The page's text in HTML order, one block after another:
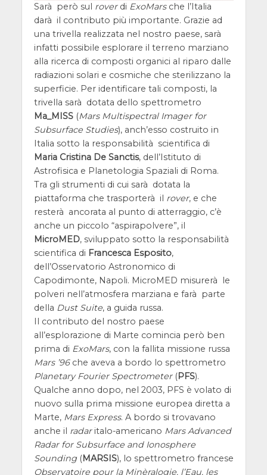
Sarà però sul roverdi ExoMarsche l’Italia
darà il contributo più importante. Grazie ad
una trivella realizzata nel nostro paese, sarà
infatti possibile esplorare il terreno marziano
alla ricerca di composti organici al riparo dalle
radiazioni solari e cosmiche che sterilizzano la
superficie. Per identificare tali composti, la
trivella sarà dotata dello spettrometro
Ma_MISS(Mars Multispectral Imager for
Subsurface Studies), anch’esso costruito in
Italia sotto la responsabilità scientifica di
Maria Cristina De Sanctis, dell’Istituto di
Astrofisica e Planetologia Spaziali di Roma.
Tra gli strumenti di cui sarà dotata la
piattaforma che trasporterà il rover, e che
resterà ancorata al punto di atterraggio, c’è
anche un piccolo “aspirapolvere”, il
MicroMED, sviluppato sotto la responsabilità
scientifica di Francesca Esposito,
dell’Osservatorio Astronomico di
Capodimonte, Napoli. MicroMED misurerà le
polveri nell’atmosfera marziana e farà parte
della Dust Suite, a guida russa.
Il contributo del nostro paese
all’esplorazione di Marte comincia però ben
prima di ExoMars, con la fallita missione russa
Mars ’96che aveva a bordo lo spettrometro
Planetary Fourier Spectrometer(PFS).
Qualche anno dopo, nel 2003, PFS è volato di
nuovo sulla prima missione europea diretta a
Marte, Mars Express. A bordo si trovavano
anche il radaritalo-americano Mars Advanced
Radar for Subsurface and Ionosphere
Sounding(MARSIS), lo spettrometro francese
Observatoire pour la Minèralogie, l’Eau, les